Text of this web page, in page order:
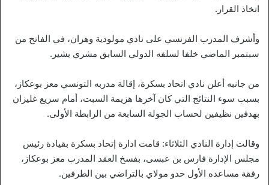
اتخاذ القرار.
وأشرف المدرب الفرنسي على نادي مولودية وهران، في الفاتح من
سبتمبر الماضي خلفا لسلفه الدولي السابق مشري بشير.
من جانبه أعلن نادي اتحاد بسكرة، إقالة مدربه التونسي معز بوعكاز،
بسبب سوء النتائج التي كان آخرها هزيمة السبت، أمام سريع غليزان
بهدفين نظيفين لحساب الجولة السابعة من الرابطة الأولى.
وقالت إدارة النادي الثلاثاء: قامت ادارة إتحاد بسكرة بقيادة رئيس
مجلس الإدارة فارس بن عبسى، بفسخ العقد المدرب معز بوعكاز،
رفقة مساعده الأول حدو مولاي بالتراضي بين الطرفين.